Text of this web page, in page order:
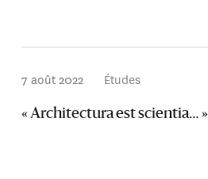
7 août 2022 Études
« Architectura est scientia… »